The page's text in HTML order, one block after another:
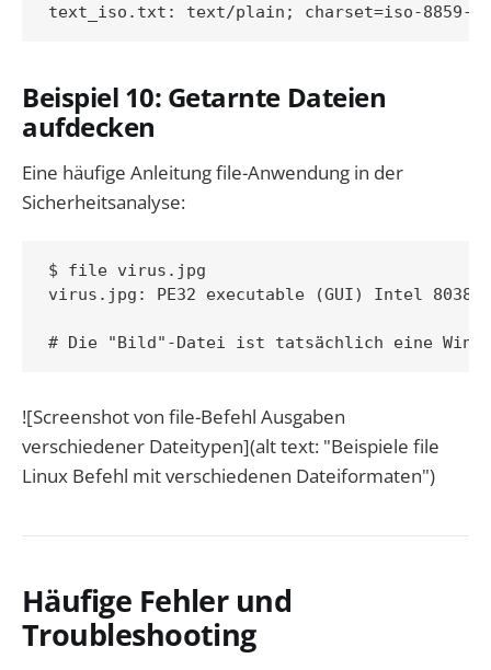
Beispiel 10: Getarnte Dateien
aufdecken
Eine häufige Anleitung file-Anwendung in der
Sicherheitsanalyse:
$ file virus.jpg
virus.jpg: PE32 executable (GUI) Intel 80386,
![Screenshot von file-Befehl Ausgaben
verschiedener Dateitypen](alt text: "Beispiele file
Linux Befehl mit verschiedenen Dateiformaten")
Häufige Fehler und
Troubleshooting